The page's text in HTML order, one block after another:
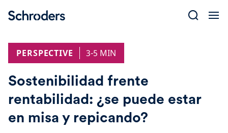
PERSPECTIVE
3-5 MIN
Sostenibilidad frente
rentabilidad: ¿se puede estar
en misa y repicando?